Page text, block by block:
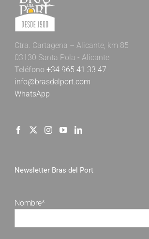
Ctra. Cartagena – Alicante, km 85
03130 Santa Pola - Alicante
Teléfono +34 965 41 33 47
info@brasdelport.com
WhatsApp
Newsletter Bras del Port
Nombre*